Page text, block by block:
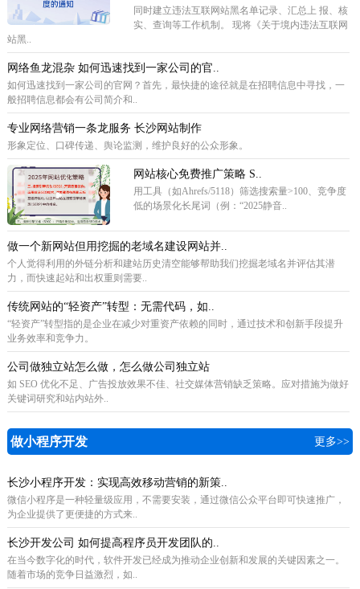
同时建立违法互联网站黑名单记录、汇总上 报、核
实、查询等工作机制。 现将《关于境内违法互联网
站黑..
网络鱼龙混杂 如何迅速找到一家公司的官..
如何迅速找到一家公司的官网？首先，最快捷的途径就是在招聘信息中寻找，一
般招聘信息都会有公司简介和..
专业网络营销一条龙服务 长沙网站制作
形象定位、口碑传递、舆论监测，维护良好的公众形象。
网站核心免费推广策略 ‌S..
用工具（如Ahrefs/5118）筛选搜索量>100、竞争度
低的场景化长尾词（例：“2025静音..
做一个新网站但用挖掘的老域名建设网站并..
个人觉得利用的外链分析和建站历史清空能够帮助我们挖掘老域名并评估其潜
力，而快速起站和出权重则需要..
传统网站的“轻资产”转型：无需代码，如..
“轻资产”转型指的是企业在减少对重资产依赖的同时，通过技术和创新手段提升
业务效率和竞争力。
公司做独立站怎么做，怎么做公司独立站
如 SEO 优化不足、广告投放效果不佳、社交媒体营销缺乏策略。应对措施为做好
关键词研究和站内站外..
做小程序开发 更多>>
长沙小程序开发：实现高效移动营销的新策..
微信小程序是一种轻量级应用，不需要安装，通过微信公众平台即可快速推广，
为企业提供了更便捷的方式来..
长沙开发公司 如何提高程序员开发团队的..
在当今数字化的时代，软件开发已经成为推动企业创新和发展的关键因素之一。
随着市场的竞争日益激烈，如..